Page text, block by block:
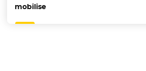
mobilise